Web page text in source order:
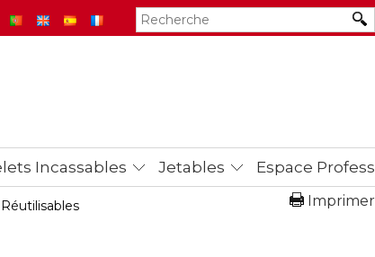
Incassables Jetables Espace
Imprimer